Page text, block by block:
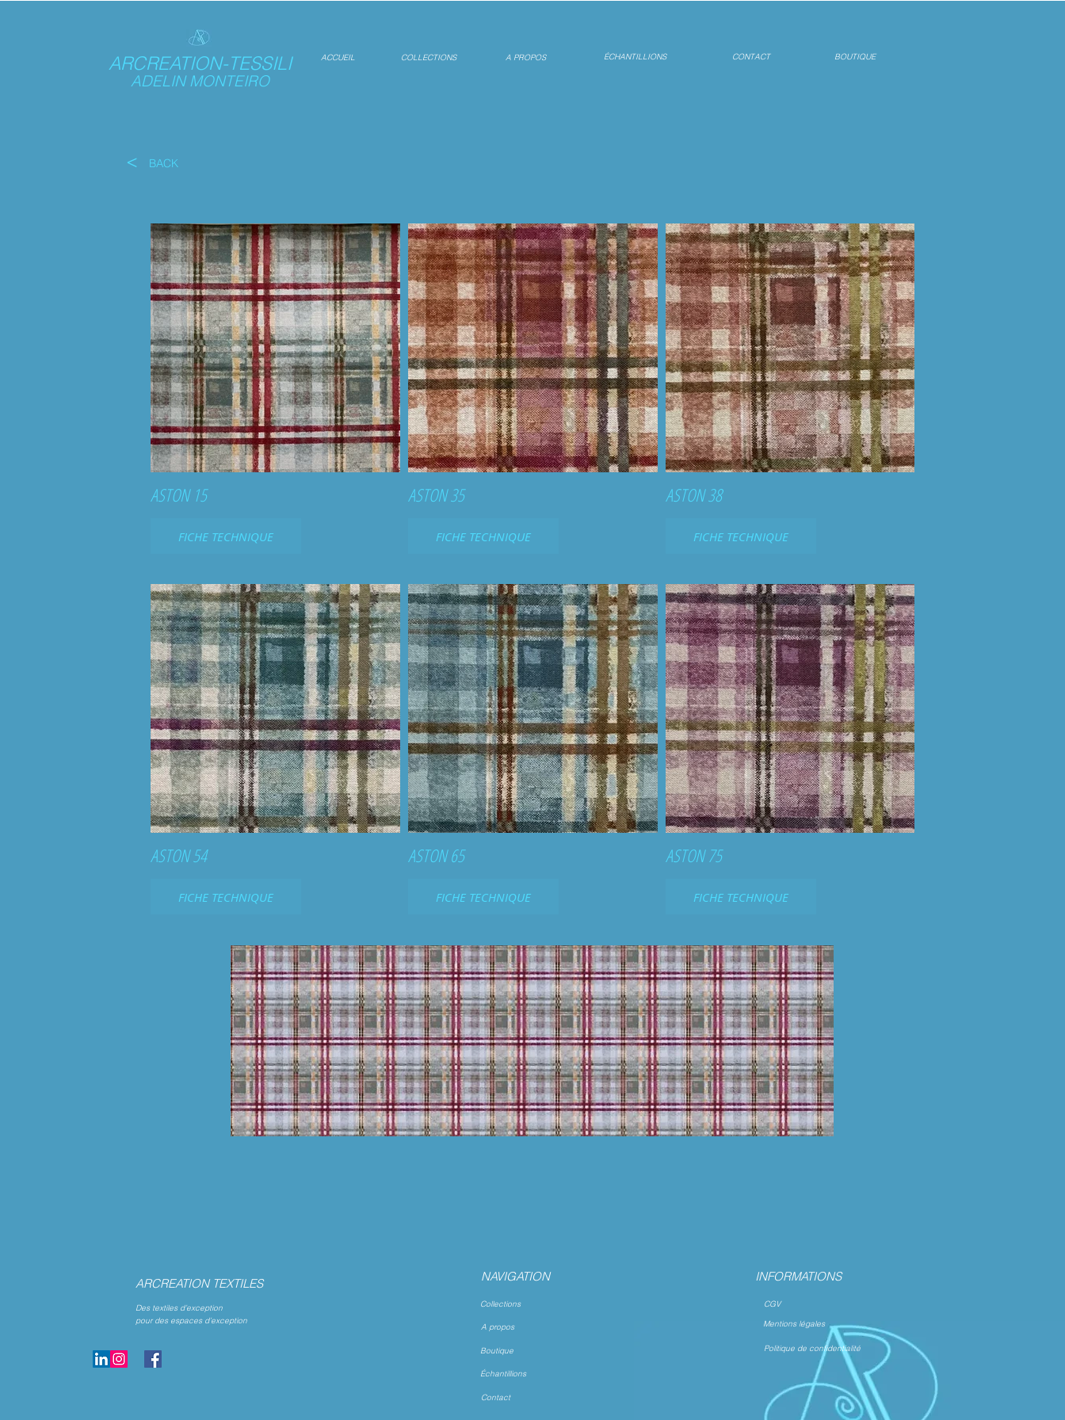
ARCREATION-TESSILI
ADELIN MONTEIRO
ACCUEIL COLLECTIONS A PROPOS ÉCHANTILLIONS CONTACT BOUTIQUE
< BACK
ASTON 15
FICHE TECHNIQUE
ASTON 35
FICHE TECHNIQUE
ASTON 38
FICHE TECHNIQUE
ASTON 54
FICHE TECHNIQUE
ASTON 65
FICHE TECHNIQUE
ASTON 75
FICHE TECHNIQUE
ARCREATION TEXTILES
Des textiles d’exception
pour des espaces d’exception
NAVIGATION
Collections
A propos
Boutique
INFORMATIONS
CGV
Mentions légales
Politique de confidentialité
Échantillions
Contact